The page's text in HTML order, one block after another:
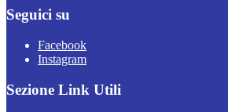
Seguici su
Facebook
Instagram
Sezione Link Utili